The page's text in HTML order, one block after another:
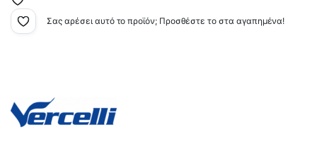
Σας αρέσει αυτό το προϊόν; Προσθέστε το στα αγαπημένα!